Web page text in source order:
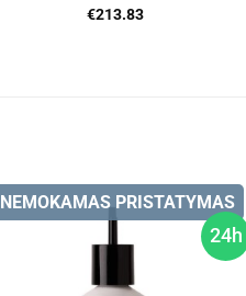
€213.83
24h
NEMOKAMAS PRISTATYMAS